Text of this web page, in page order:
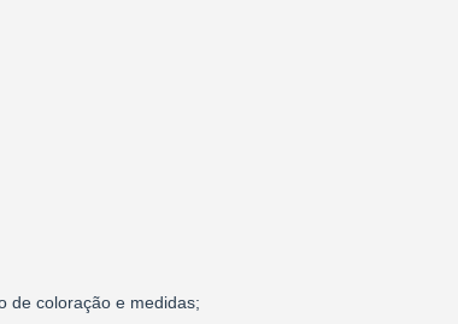
de coloração e medidas;